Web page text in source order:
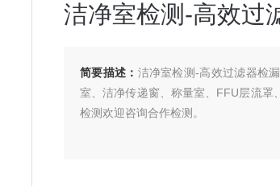
洁净室检测-高效过
简要描述： 洁净室检测-高效过滤器检
室、洁净传递窗、称量室、FFU层流罩
检测欢迎咨询合作检测。